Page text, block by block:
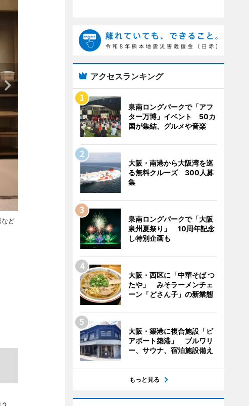
ど
アクセスランキング
泉南ロングパークで「アフ
ター万博」イベント 50カ
国が集結、グルメや音楽
大阪・南港から大阪湾を巡
る無料クルーズ 300人募
集
泉南ロングパークで「大阪
泉州夏祭り」 10周年記念
し特別企画も
大阪・西区に「中華そば つ
たや」 みそラーメンチェ
ーン「どさん子」の新業態
大阪・築港に複合施設「ビ
アポート築港」 ブルワリ
ー、サウナ、宿泊施設備え
もっと見る